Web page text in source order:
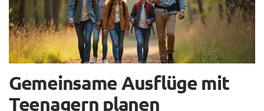
Gemeinsame Ausflüge mit
Teenagern planen